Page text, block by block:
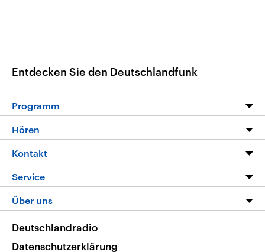
Entdecken Sie den Deutschlandfunk
Programm
Programm
Die Nachrichten
Nachrichtenleicht
Neue Beiträge auf dlf.de
Hören
Livestream
Podcasts
Deutschlandfunk App
Nachrichten App
Frequenzen
Kontakt
Hörerservice
Service
FAQ
Veranstaltungen
Über uns
Deutschlandradio
Datenschutzerklärung